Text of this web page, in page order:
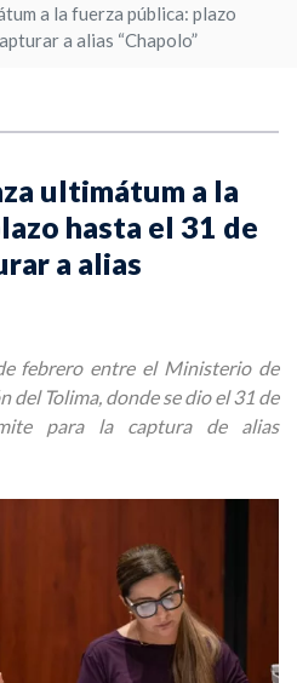
a la fuerza pública: plazo
a alias “Chapolo”
ultimátum a la
hasta el 31 de
a alias
febrero entre el Ministerio de
del Tolima, donde se dio el 31 de
para la captura de alias